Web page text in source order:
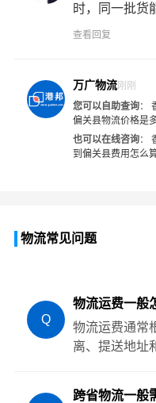
时，同一批货
查看回复
万广物流刚刚
您可以自助查询：
偏关县物流价格是
也可以在线咨询：
到偏关县费用怎么算
物流常见问题
Q
物流运费一般
物流运费通常
离、提送地址
跨省物流一般